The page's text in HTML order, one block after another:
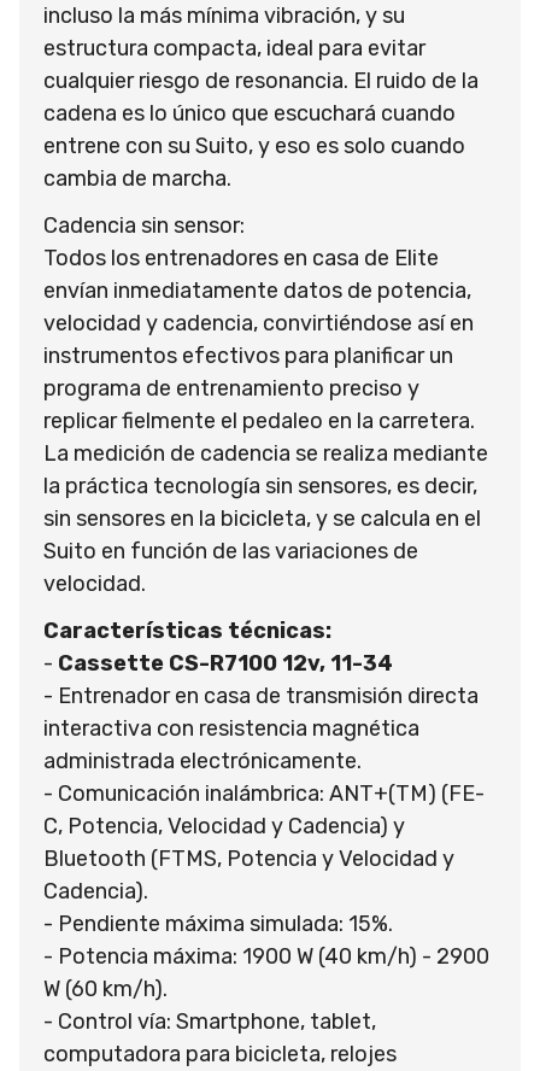
incluso la más mínima vibración, y su
estructura compacta, ideal para evitar
cualquier riesgo de resonancia. El ruido de la
cadena es lo único que escuchará cuando
entrene con su Suito, y eso es solo cuando
cambia de marcha.
Cadencia sin sensor:
Todos los entrenadores en casa de Elite
envían inmediatamente datos de potencia,
velocidad y cadencia, convirtiéndose así en
instrumentos efectivos para planificar un
programa de entrenamiento preciso y
replicar fielmente el pedaleo en la carretera.
La medición de cadencia se realiza mediante
la práctica tecnología sin sensores, es decir,
sin sensores en la bicicleta, y se calcula en el
Suito en función de las variaciones de
velocidad.
Características técnicas:
- Cassette CS-R7100 12v, 11-34
- Entrenador en casa de transmisión directa
interactiva con resistencia magnética
administrada electrónicamente.
- Comunicación inalámbrica: ANT+(TM) (FE-
C, Potencia, Velocidad y Cadencia) y
Bluetooth (FTMS, Potencia y Velocidad y
Cadencia).
- Pendiente máxima simulada: 15%.
- Potencia máxima: 1900 W (40 km/h) - 2900
W (60 km/h).
- Control vía: Smartphone, tablet,
computadora para bicicleta, relojes